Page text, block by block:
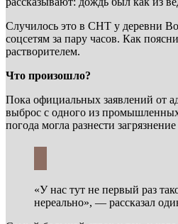
Случилось это в СНТ у деревни
соцсетям за пару часов. Как
растворителем.
Что произошло?
Пока официальных заявлений от
выброс с одного из
погода могла разнести
«У нас тут не первый раз
нереально», — рассказал